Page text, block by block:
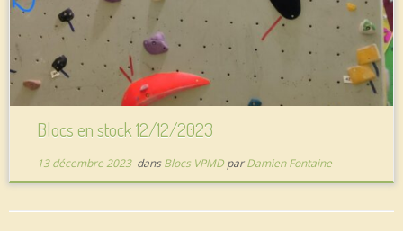
Blocs en stock 12/12/2023
13 décembre 2023dansBlocs VPMD parDamien Fontaine